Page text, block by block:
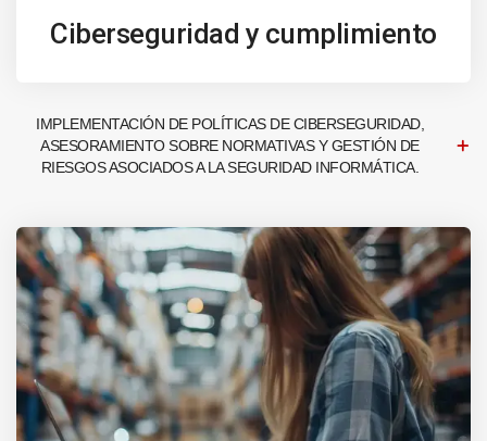
Ciberseguridad y cumplimiento
IMPLEMENTACIÓN DE POLÍTICAS DE CIBERSEGURIDAD,
ASESORAMIENTO SOBRE NORMATIVAS Y GESTIÓN DE
RIESGOS ASOCIADOS A LA SEGURIDAD INFORMÁTICA.